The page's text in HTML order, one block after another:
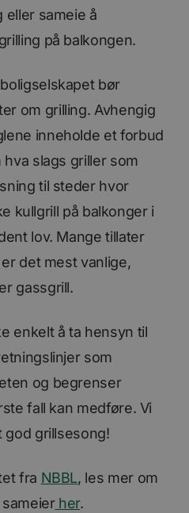
eller sameie å
på balkongen.
bør
om grilling. Avhengig
inneholde et forbud
slags griller som
til steder hvor
kullgrill på balkonger i
lov. Mange tillater
det mest vanlige,
gassgrill.
enkelt å ta hensyn til
som
og begrenser
fall kan medføre. Vi
god grillsesong!
fra NBBL, les mer om
her.